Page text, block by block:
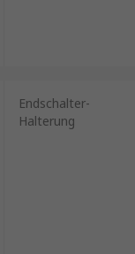
Endschalter-
Halterung